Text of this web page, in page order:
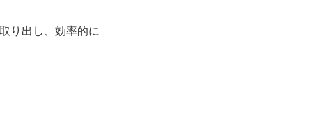
り出し、効率的に